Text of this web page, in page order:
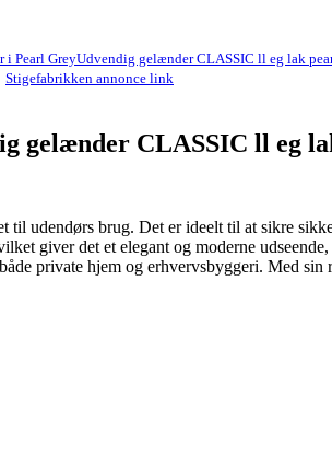
Pearl GreyUdvendig gelænder CLASSIC ll eg lak
Stigefabrikken annonce link
gelænder CLASSIC ll eg
udendørs brug. Det er ideelt til at sikre
giver det et elegant og moderne
private hjem og erhvervsbyggeri. Med